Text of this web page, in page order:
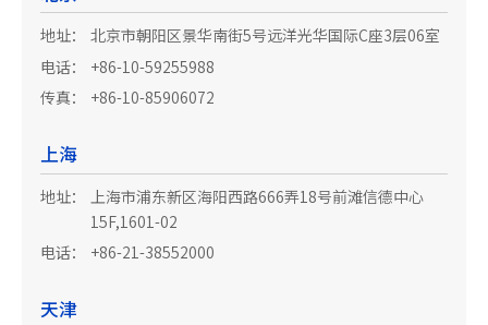
地址：
北京市朝阳区景华南街5号远洋光华国际C座3层06室
电话：
+86-10-59255988
传真：
+86-10-85906072
上海
地址：
上海市浦东新区海阳西路666弄18号前滩信德中心
15F,1601-02
电话：
+86-21-38552000
天津